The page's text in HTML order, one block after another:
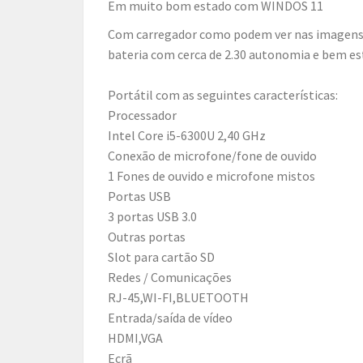
em muito bom estado com WINDOS 11
com carregador como podem ver nas imagens
bateria com cerca de 2.30 autonomia e bem
Portátil com as seguintes características:
Processador
Intel Core i5-6300U 2,40 GHz
Conexão de microfone/fone de ouvido
1 Fones de ouvido e microfone mistos
Portas USB
3 portas USB 3.0
Outras portas
Slot para cartão SD
Redes / Comunicações
RJ-45,WI-FI,BLUETOOTH
Entrada/saída de vídeo
HDMI,VGA
Ecrã